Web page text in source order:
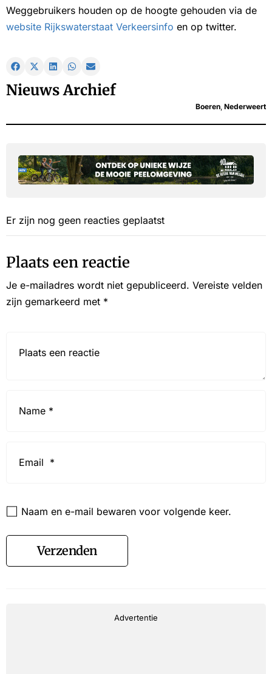
Weggebruikers houden op de hoogte gehouden via de
website Rijkswaterstaat Verkeersinfo en op twitter.
Nieuws Archief
Boeren Nederweert
Er zijn nog geen reacties geplaatst
Plaats een reactie
Je e-mailadres wordt niet gepubliceerd. Vereiste velden
zijn gemarkeerd met *
Naam en e-mail bewaren voor volgende keer.
Verzenden
Advertentie